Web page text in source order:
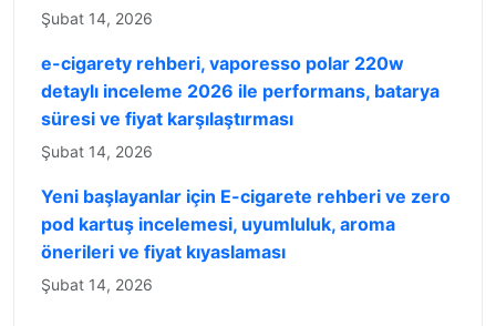
Şubat 14, 2026
e-cigarety rehberi, vaporesso polar 220w
detaylı inceleme 2026 ile performans, batarya
süresi ve fiyat karşılaştırması
Şubat 14, 2026
Yeni başlayanlar için E-cigarete rehberi ve zero
pod kartuş incelemesi, uyumluluk, aroma
önerileri ve fiyat kıyaslaması
Şubat 14, 2026